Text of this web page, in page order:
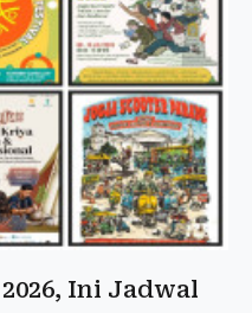
Ini Jadwal